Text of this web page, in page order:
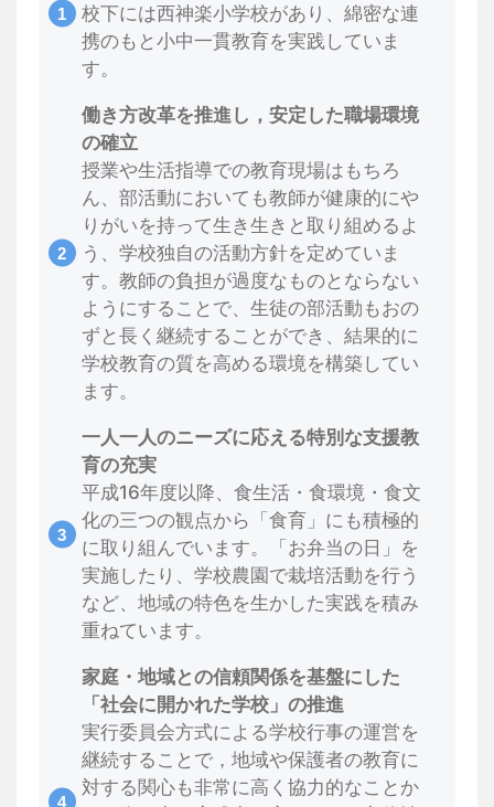
校下には西神楽小学校があり、綿密な連
携のもと小中一貫教育を実践していま
す。
働き方改革を推進し，安定した職場環境
の確立
授業や生活指導での教育現場はもちろ
ん、部活動においても教師が健康的にや
りがいを持って生き生きと取り組めるよ
う、学校独自の活動方針を定めていま
す。教師の負担が過度なものとならない
ようにすることで、生徒の部活動もおの
ずと長く継続することができ、結果的に
学校教育の質を高める環境を構築してい
ます。
一人一人のニーズに応える特別な支援教
育の充実
平成16年度以降、食生活・食環境・食文
化の三つの観点から「食育」にも積極的
に取り組んでいます。「お弁当の日」を
実施したり、学校農園で栽培活動を行う
など、地域の特色を生かした実践を積み
重ねています。
家庭・地域との信頼関係を基盤にした
「社会に開かれた学校」の推進
実行委員会方式による学校行事の運営を
継続することで，地域や保護者の教育に
対する関心も非常に高く協力的なことか